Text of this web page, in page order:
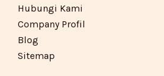
Hubungi Kami
Company Profil
Blog
Sitemap